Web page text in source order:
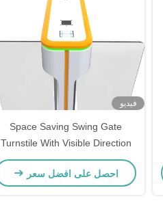
فيديو
Space Saving Swing Gate
Turnstile With Visible Direction
Sign High Cost Performance
Ideal For Factory Staff Access
احصل على افضل سعر